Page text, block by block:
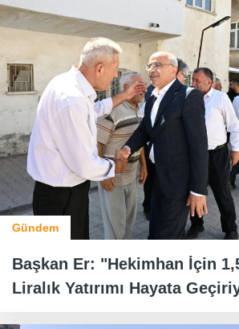
Gündem
Başkan Er: "Hekimhan İçin
Liralık Yatırımı Hayata